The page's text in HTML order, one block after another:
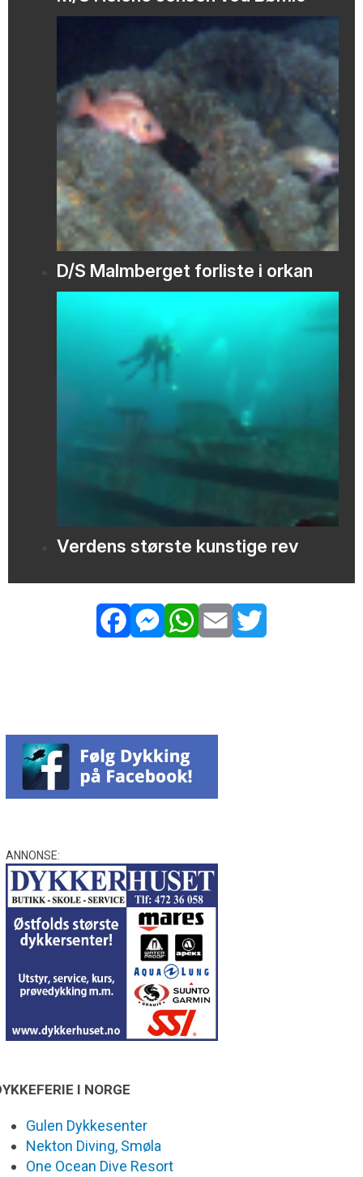
D/S Malmberget forliste i orkan
Verdens største kunstige rev
ANNONSE:
I NORGE
Gulen Dykkesenter
Nekton Diving, Smøla
One Ocean Dive Resort